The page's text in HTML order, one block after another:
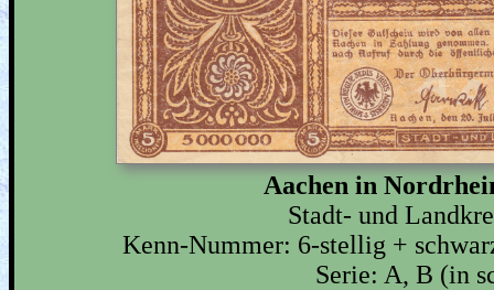
Aachen in
Stadt- und
Kenn-Nummer: 6-stellig +
Serie: A, B (in